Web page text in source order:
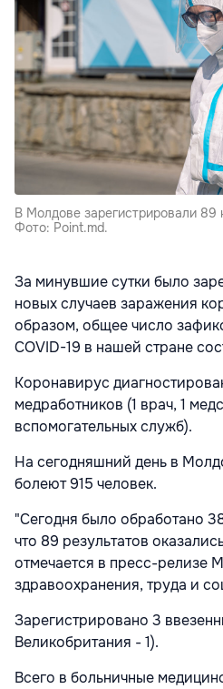
В Молдове зарегистрировали 89
Фото: Point.md.
За минувшие сутки было
новых случаев заражения
образом, общее число
COVID-19 в нашей стране
Коронавирус
медработников (1 врач, 1
вспомогательных служб).
На сегодняшний день в
болеют 915 человек.
"Сегодня было обработано
что 89 результатов
отмечается в пресс-релизе
здравоохранения, труда и
Зарегистрировано 3
Великобритания - 1).
Всего в больничные